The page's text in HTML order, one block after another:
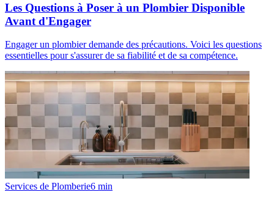
Les Questions à Poser à un Plombier Disponible
Avant d'Engager
Engager un plombier demande des précautions. Voici les questions
essentielles pour s'assurer de sa fiabilité et de sa compétence.
Services de Plomberie6 min